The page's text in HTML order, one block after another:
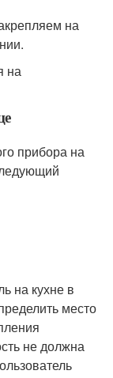
на
прибора на
на кухне в
место
не должна